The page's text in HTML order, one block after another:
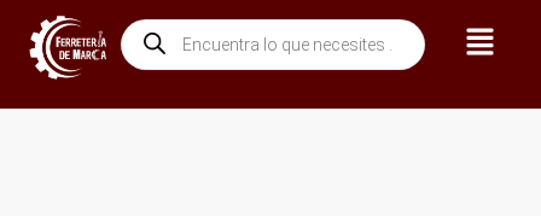
contenido
Búsqueda
de
productos
Menú